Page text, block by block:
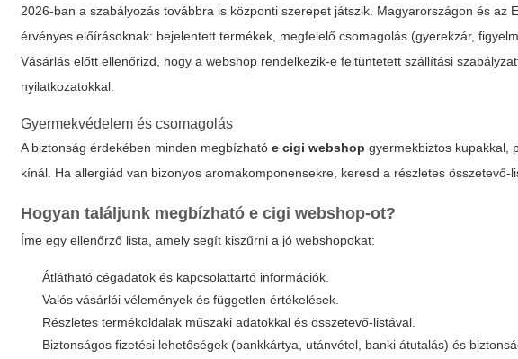
2026-ban a szabályozás továbbra is központi szerepet játszik. Magyarországon és az
érvényes előírásoknak: bejelentett termékek, megfelelő csomagolás (gyerekzár,
Vásárlás előtt ellenőrizd, hogy a webshop rendelkezik-e feltüntetett szállítási
nyilatkozatokkal.
Gyermekvédelem és csomagolás
A biztonság érdekében minden megbízhatóe cigi webshop gyermekbiztos kupakkal,
kínál. Ha allergiád van bizonyos aromakomponensekre, keresd a részletes összetevő-
Hogyan találjunk megbízhatóe cigi webshop-ot?
Íme egy ellenőrző lista, amely segít kiszűrni a jó webshopokat:
Átlátható cégadatok és kapcsolattartó információk.
Valós vásárlói vélemények és független értékelések.
Részletes termékoldalak műszaki adatokkal és összetevő-listával.
Biztonságos fizetési lehetőségek (bankkártya, utánvétel, banki átutalás) és